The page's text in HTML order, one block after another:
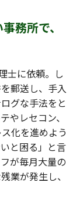
務所で、
士に依頼。し
郵送し、手入
グな手法をと
やレセコン、
化を進めよう
と困る」と言
が毎月大量の
業が発生し、